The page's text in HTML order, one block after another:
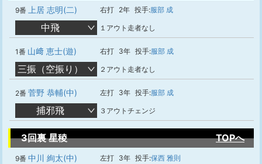
9番 上居 志明(二) 右打 2年 投手:服部 成
中飛 １アウト走者なし
1番 山﨑 恵士(遊) 右打 3年 投手:服部 成
三振（空振り） ２アウト走者なし
2番 菅野 恭輔(中) 左打 3年 投手:服部 成
捕邪飛 ３アウトチェンジ
3回裏 星稜 TOPへ
9番 中川 絢太(中) 左打 3年 投手:保西 雅則